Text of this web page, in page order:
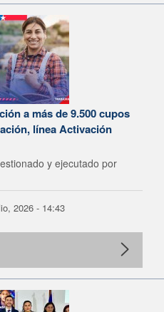
a más de 9.500 cupos
línea Activación
y ejecutado por
2026 - 14:43